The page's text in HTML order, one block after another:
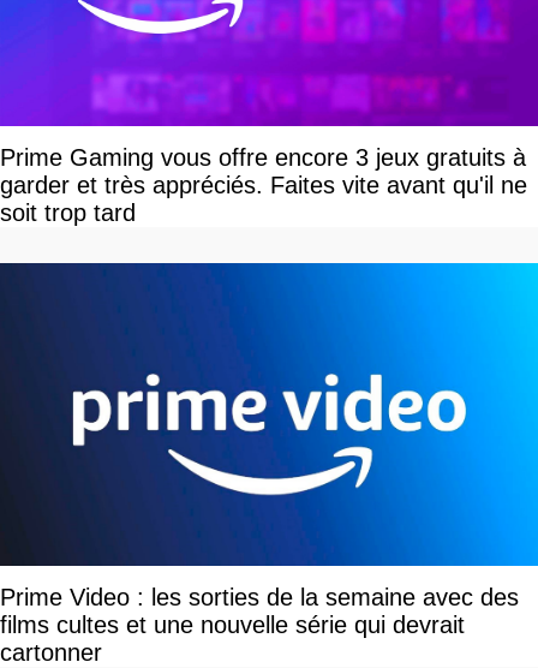
Prime Gaming vous offre encore 3 jeux gratuits à
garder et très appréciés. Faites vite avant qu'il ne
soit trop tard
Prime Video : les sorties de la semaine avec des
films cultes et une nouvelle série qui devrait
cartonner